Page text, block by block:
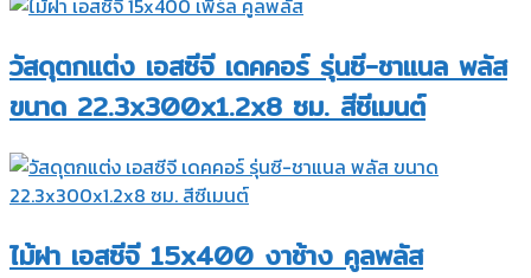
วัสดุตกแต่ง เอสซีจี เดคคอร์ รุ่นซี-ชาแนล พลัส
ขนาด 22.3x300x1.2x8 ซม. สีซีเมนต์
ไม้ฝา เอสซีจี 15x400 งาช้าง คูลพลัส